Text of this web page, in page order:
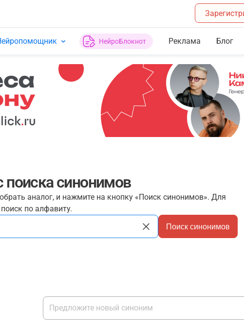
НейроБлокнот Реклама Блог
поиска синонимов
аналог, и нажмите на кнопку «Поиск синонимов». Для
по алфавиту.
Поиск синонимов